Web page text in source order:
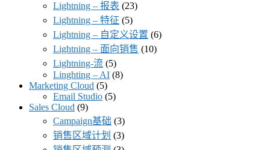
Lightning – 报表 (23)
Lightning – 特征 (5)
Lightning – 自定义设置 (6)
Lightning – 面向销售 (10)
Lightning-流 (5)
Linghting – AI (8)
Marketing Cloud (5)
Email Studio (5)
Sales Cloud (9)
Campaign基础 (3)
销售区域计划 (3)